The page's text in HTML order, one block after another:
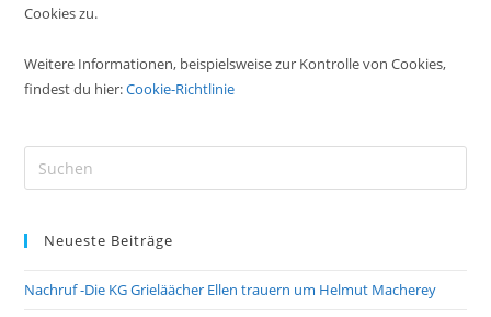
Cookies zu.
Weitere Informationen, beispielsweise zur Kontrolle von Cookies,
findest du hier:Cookie-Richtlinie
Neueste Beiträge
Nachruf -Die KG Grieläächer Ellen trauern um Helmut Macherey